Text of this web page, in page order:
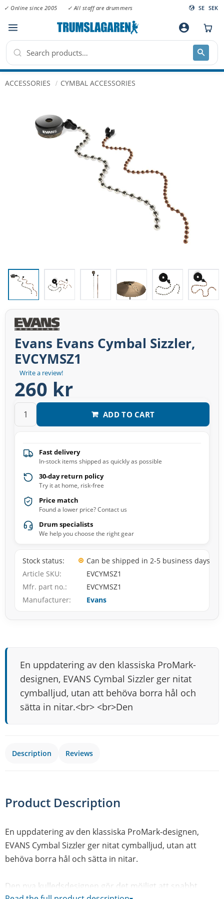
Menu
✓ Online since 2005 ✓ All staff are drummers SE SEK
account_circle
ACCESSORIES CYMBAL ACCESSORIES
Write a review!
Evans Evans Cymbal Sizzler,
EVCYMSZ1
260 kr
ADD TO CART
Fast delivery
In-stock items shipped as quickly as possible
30-day return policy
Try it at home, risk-free
Price match
Found a lower price? Contact us
Drum specialists
We help you choose the right gear
Stock status
Can be shipped in 2-5 business days
Article SKU
EVCYMSZ1
Mfr. part no.
EVCYMSZ1
Manufacturer
Evans
En uppdatering av den klassiska ProMark-
designen, EVANS Cymbal Sizzler ger nitat
cymballjud, utan att behöva borra hål och
sätta in nitar.<br> <br>Den
Description Reviews
Product Description
En uppdatering av den klassiska ProMark-designen,
EVANS Cymbal Sizzler ger nitat cymballjud, utan att
behöva borra hål och sätta in nitar.
Den nya kulledsdesignen gör det möjligt att snabbt